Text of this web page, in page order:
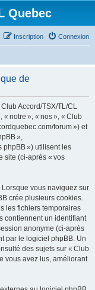
Quebec
Connexion
Inscription
de
Accord/TSX/TL/CL
notre », « nos », « Club
forum ») et
»,
phpBB ») utilisent les
site (ci-après « vos
vous naviguez sur
crée plusieurs cookies.
les fichiers temporaires
contiennent un identifiant
anonyme (ci-après
par le logiciel phpBB. Un
des sujets sur « Club
vous avez lus, améliorant